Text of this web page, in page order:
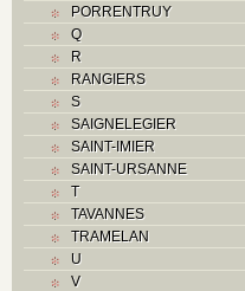
M
O
Paroisses
Problème jurassien
Q
S
Sociétés locales
PORRENTRUY
Q
R
RANGIERS
S
SAIGNELEGIER
SAINT-IMIER
SAINT-URSANNE
T
TAVANNES
TRAMELAN
U
V